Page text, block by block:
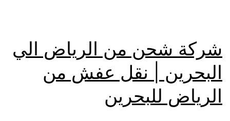
شركة شحن من الرياض الي
البحرين | نقل عفش من
الرياض للبحرين